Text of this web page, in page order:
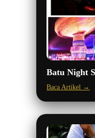
Batu Night
Baca Artikel →